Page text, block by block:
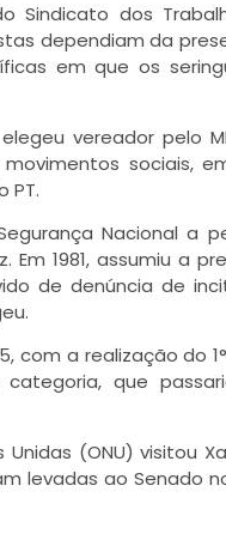
Sindicato dos
dependiam da
em que os
vereador pelo
sociais,
PT.
Nacional a
1981, assumiu a
de denúncia de
com a realização do
que
(ONU) visitou
levadas ao Senado